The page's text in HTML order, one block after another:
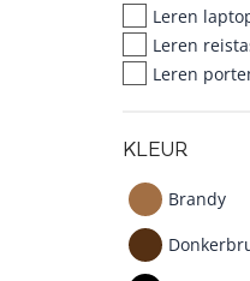
Leren
Leren
Leren
KLEUR
Brandy